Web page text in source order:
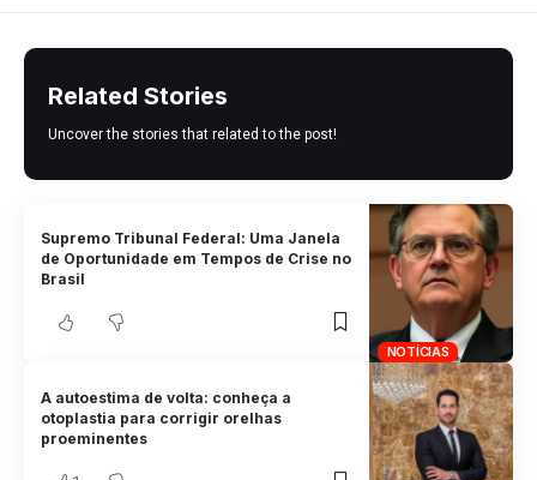
Related Stories
Uncover the stories that related to the post!
NOTÍCIAS
Supremo Tribunal Federal: Uma Janela
de Oportunidade em Tempos de Crise no
Brasil
A autoestima de volta: conheça a
otoplastia para corrigir orelhas
proeminentes